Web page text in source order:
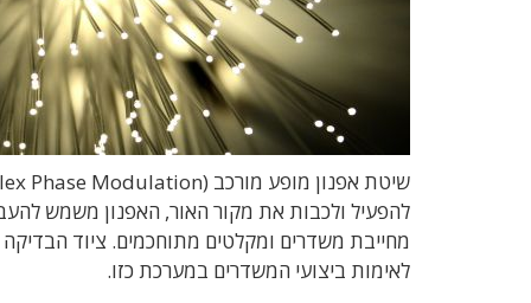
להפעיל ולכבות את מקור האור, האפנון משמש
לאימות ביצועי המשדרים במערכת כזו.